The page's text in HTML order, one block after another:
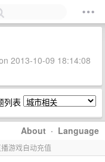
2013-10-09 18:14:08
列表
About · Language
游戏自动充值